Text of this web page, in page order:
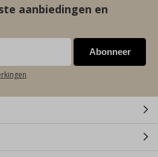
aanbiedingen en
Abonneer